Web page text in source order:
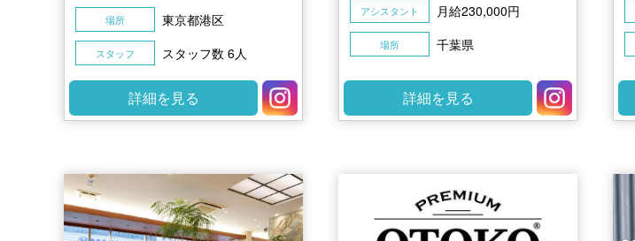
場所 東京都港区
スタッフ スタッフ数 6人
詳細を見る
アシスタント 月給230,000円
場所 千葉県
詳細を見る